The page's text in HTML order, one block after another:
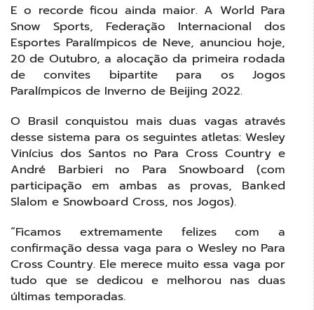
E o recorde ficou ainda maior. A World Para
Snow Sports, Federação Internacional dos
Esportes Paralímpicos de Neve, anunciou hoje,
20 de Outubro, a alocação da primeira rodada
de convites bipartite para os Jogos
Paralímpicos de Inverno de Beijing 2022.
O Brasil conquistou mais duas vagas através
desse sistema para os seguintes atletas: Wesley
Vinícius dos Santos no Para Cross Country e
André Barbieri no Para Snowboard (com
participação em ambas as provas, Banked
Slalom e Snowboard Cross, nos Jogos).
“Ficamos extremamente felizes com a
confirmação dessa vaga para o Wesley no Para
Cross Country. Ele merece muito essa vaga por
tudo que se dedicou e melhorou nas duas
últimas temporadas.